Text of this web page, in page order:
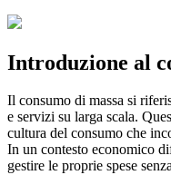
Introduzione al
Il consumo di massa si
e servizi su larga scala.
cultura del consumo che
In un contesto economico
gestire le proprie spese